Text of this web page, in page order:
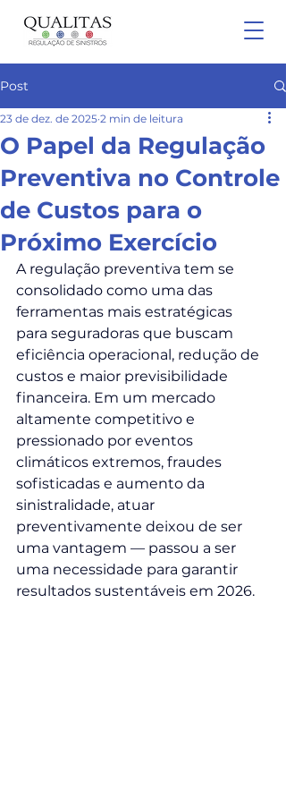
Post
O Papel da Regulação
Preventiva no Controle
de Custos para o
Próximo Exercício
23 de dez. de 2025 2 min de leitura
A regulação preventiva tem se
consolidado como uma das
ferramentas mais estratégicas
para seguradoras que buscam
eficiência operacional, redução de
custos e maior previsibilidade
financeira. Em um mercado
altamente competitivo e
pressionado por eventos
climáticos extremos, fraudes
sofisticadas e aumento da
sinistralidade, atuar
preventivamente deixou de ser
uma vantagem — passou a ser
uma necessidade para garantir
resultados sustentáveis em 2026.